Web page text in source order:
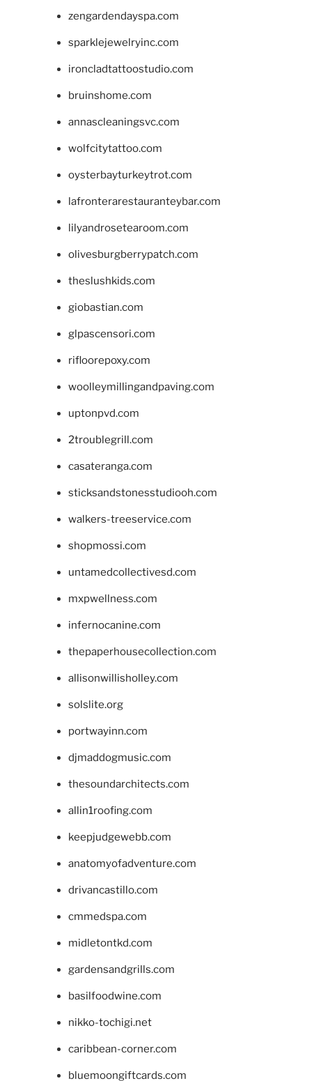
zengardendayspa.com
sparklejewelryinc.com
ironcladtattoostudio.com
bruinshome.com
annascleaningsvc.com
wolfcitytattoo.com
oysterbayturkeytrot.com
lafronterarestauranteybar.com
lilyandrosetearoom.com
olivesburgberrypatch.com
theslushkids.com
giobastian.com
glpascensori.com
rifloorepoxy.com
woolleymillingandpaving.com
uptonpvd.com
2troublegrill.com
casateranga.com
sticksandstonesstudiooh.com
walkers-treeservice.com
shopmossi.com
untamedcollectivesd.com
mxpwellness.com
infernocanine.com
thepaperhousecollection.com
allisonwillisholley.com
solslite.org
portwayinn.com
djmaddogmusic.com
thesoundarchitects.com
allin1roofing.com
keepjudgewebb.com
anatomyofadventure.com
drivancastillo.com
cmmedspa.com
midletontkd.com
gardensandgrills.com
basilfoodwine.com
nikko-tochigi.net
caribbean-corner.com
bluemoongiftcards.com